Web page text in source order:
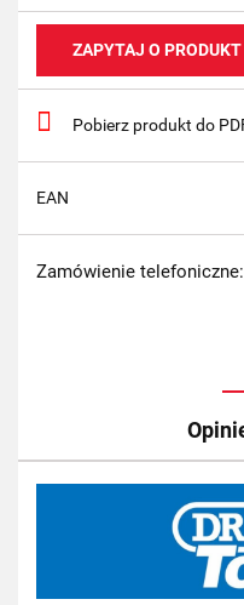
ZAPYTAJ O PRODUKT
Pobierz produkt do
EAN
Zamówienie